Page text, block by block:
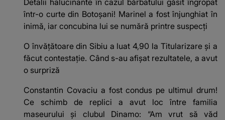
Detalii halucinante în cazul bărbatului găsit îngropat
într-o curte din Botoșani! Marinel a fost înjunghiat în
inimă, iar concubina lui se numără printre suspecți
O învățătoare din Sibiu a luat 4,90 la Titularizare și a
făcut contestație. Când s-au afișat rezultatele, a avut
o surpriză
Constantin Covaciu a fost condus pe ultimul drum!
Ce schimb de replici a avut loc între familia
maseurului și clubul Dinamo: “Am vrut să văd